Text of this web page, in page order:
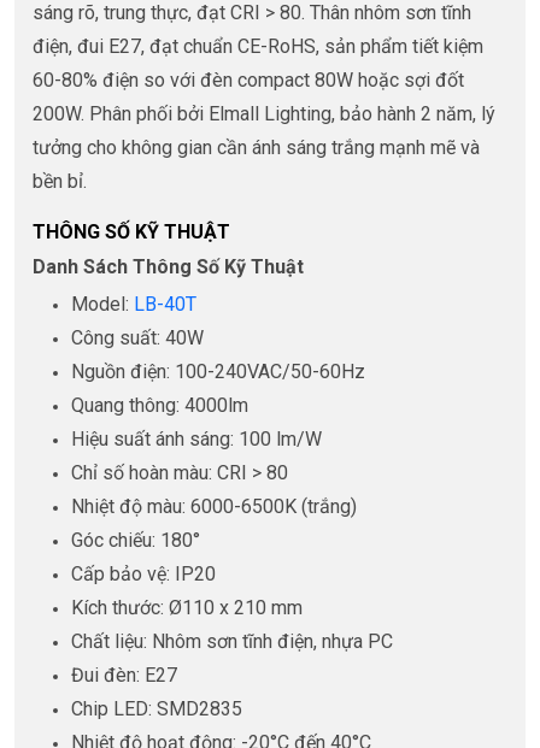
sáng rõ, trung thực, đạt CRI > 80. Thân nhôm sơn tĩnh
điện, đui E27, đạt chuẩn CE-RoHS, sản phẩm tiết kiệm
60-80% điện so với đèn compact 80W hoặc sợi đốt
200W. Phân phối bởi Elmall Lighting, bảo hành 2 năm, lý
tưởng cho không gian cần ánh sáng trắng mạnh mẽ và
bền bỉ.
THÔNG SỐ KỸ THUẬT
Danh Sách Thông Số Kỹ Thuật
Model: LB-40T
Công suất: 40W
Nguồn điện: 100-240VAC/50-60Hz
Quang thông: 4000lm
Hiệu suất ánh sáng: 100 lm/W
Chỉ số hoàn màu: CRI > 80
Nhiệt độ màu: 6000-6500K (trắng)
Góc chiếu: 180°
Cấp bảo vệ: IP20
Kích thước: Ø110 x 210 mm
Chất liệu: Nhôm sơn tĩnh điện, nhựa PC
Đui đèn: E27
Chip LED: SMD2835
Nhiệt độ hoạt động: -20°C đến 40°C